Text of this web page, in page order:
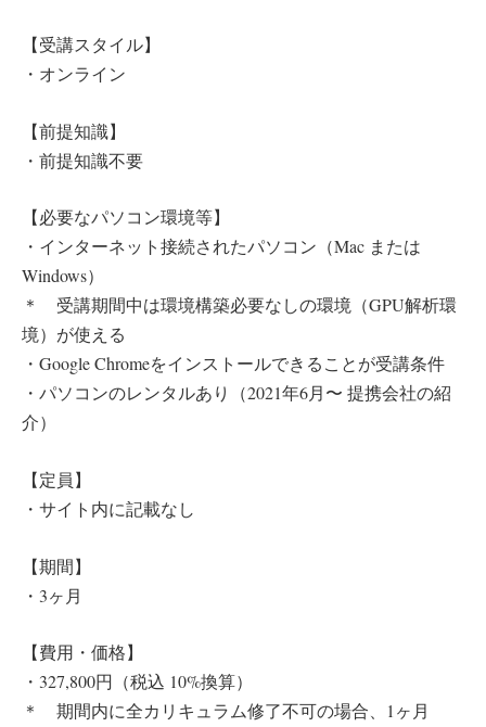
【受講スタイル】
・オンライン
【前提知識】
・前提知識不要
【必要なパソコン環境等】
・インターネット接続されたパソコン（Mac または
Windows）
＊ 受講期間中は環境構築必要なしの環境（GPU解析環
境）が使える
・Google Chromeをインストールできることが受講条件
・パソコンのレンタルあり（2021年6月〜 提携会社の紹
介）
【定員】
・サイト内に記載なし
【期間】
・3ヶ月
【費用・価格】
・327,800円（税込 10%換算）
＊ 期間内に全カリキュラム修了不可の場合、1ヶ月